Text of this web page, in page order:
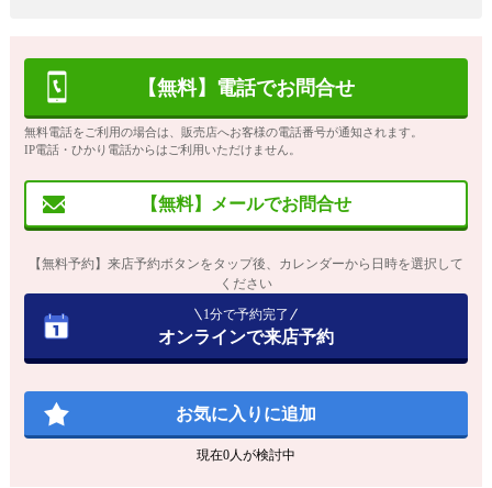
【無料】電話でお問合せ
無料電話をご利用の場合は、販売店へお客様の電話番号が通知されます。
IP電話・ひかり電話からはご利用いただけません。
【無料】メールでお問合せ
【無料予約】来店予約ボタンをタップ後、カレンダーから日時を選択して
ください
1分で予約完了
オンラインで来店予約
お気に入りに追加
現在0人が検討中